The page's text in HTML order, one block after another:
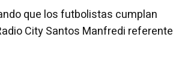
que los futbolistas cumplan
City Santos Manfredi referente